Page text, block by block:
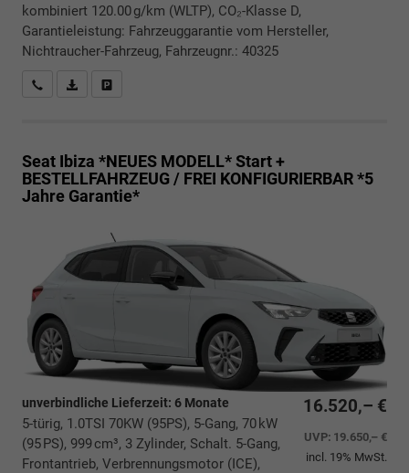
kombiniert 120.00 g/km (WLTP), CO₂-Klasse D,
Garantieleistung: Fahrzeuggarantie vom Hersteller,
Nichtraucher-Fahrzeug, Fahrzeugnr.: 40325
Rückrufbitte absenden
PDF-Datei, Fahrzeugexposé drucken
Seat Ibiza *NEUES MODELL*Start +
BESTELLFAHRZEUG / FREI KONFIGURIERBAR *5
Jahre Garantie*
16.520,– €
UVP: 19.650,– €
incl. 19% MwSt.
unverbindliche Lieferzeit: 6 Monate
5-türig, 1.0TSI 70KW (95PS), 5-Gang, 70 kW
(95 PS), 999 cm³, 3 Zylinder, Schalt. 5-Gang,
Frontantrieb, Verbrennungsmotor (ICE),